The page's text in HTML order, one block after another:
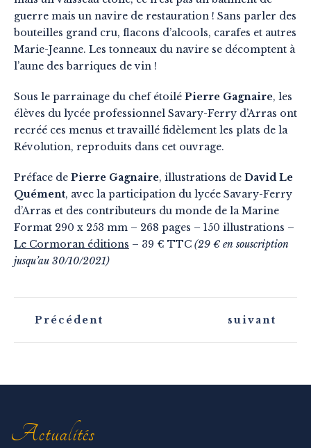
guerre mais un navire de restauration ! Sans parler des
bouteilles grand cru, flacons d’alcools, carafes et autres
Marie-Jeanne. Les tonneaux du navire se décomptent à
l’aune des barriques de vin !
Sous le parrainage du chef étoilé Pierre Gagnaire, les
élèves du lycée professionnel Savary-Ferry d’Arras ont
recréé ces menus et travaillé fidèlement les plats de la
Révolution, reproduits dans cet ouvrage.
Préface de Pierre Gagnaire, illustrations de David Le
Quément, avec la participation du lycée Savary-Ferry
d’Arras et des contributeurs du monde de la Marine
Format 290 x 253 mm – 268 pages – 150 illustrations –
Le Cormoran éditions – 39 € TTC (29 € en souscription
jusqu’au 30/10/2021)
v
t
Précédent suivant
Actualités